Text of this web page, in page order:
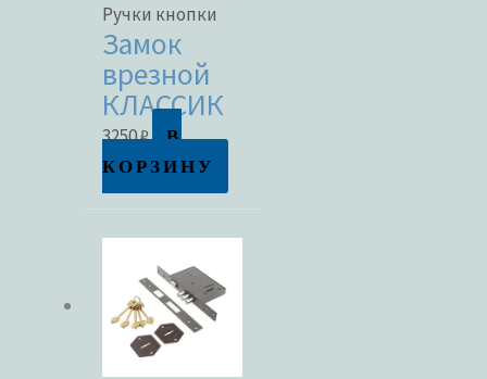
Ручки кнопки
Замок
врезной
КЛАССИК
3250₽
В
КОРЗИНУ